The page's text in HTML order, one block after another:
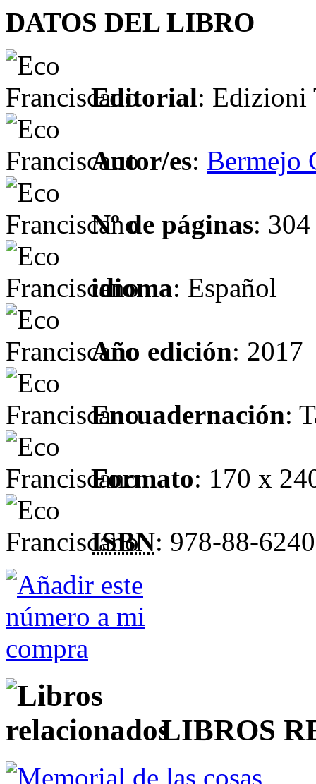
DATOS DEL LIBRO
Editorial: Edizioni
Autor/es: Bermejo
Nº de páginas: 304
idioma: Español
Año edición: 2017
Encuadernación:
Formato: 170 x
ISBN: 978-88-
LIBROS